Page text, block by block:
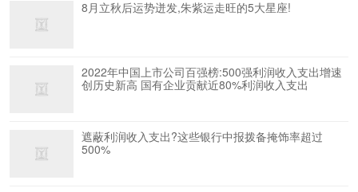
8月立秋后运势迸发,朱紫运走旺的5大星座!
2022年中国上市公司百强榜:500强利润收入支出增速
创历史新高 国有企业贡献近80%利润收入支出
遮蔽利润收入支出?这些银行中报拨备掩饰率超过
500%